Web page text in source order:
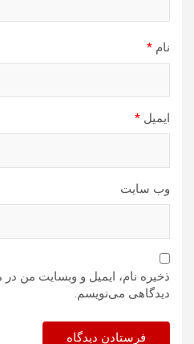
نام *
ایمیل *
وب‌ سایت
ذخیره نام، ایمیل و وبسایت من در
دیدگاهی می‌نویسم.